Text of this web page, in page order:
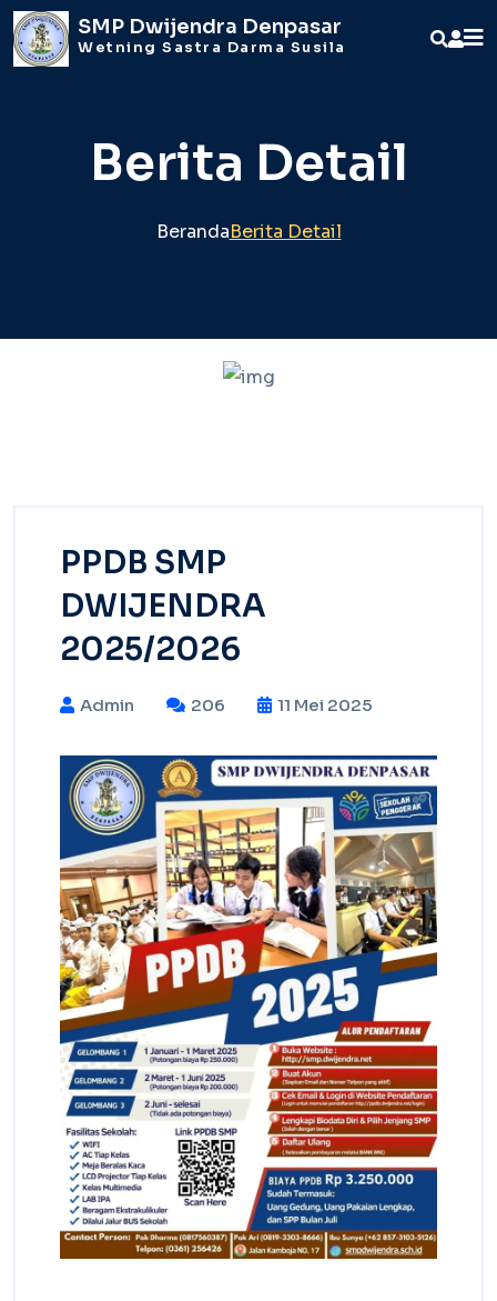
SMP Dwijendra Denpasar
Wetning Sastra Darma Susila
Berita Detail
BerandaBerita Detail
PPDB SMP
DWIJENDRA
2025/2026
Admin 206 11 Mei 2025